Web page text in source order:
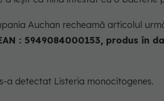
Auchan recheamă articolul
: 5949084000153, produs în
a detectat Listeria monocitogenes.